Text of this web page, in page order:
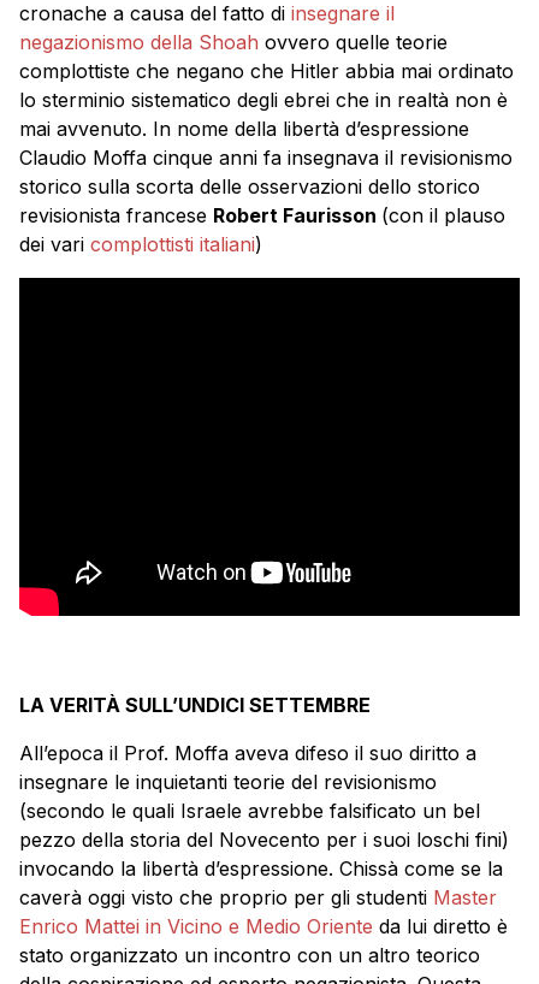
cronache a causa del fatto di insegnare il
negazionismo della Shoah ovvero quelle teorie
complottiste che negano che Hitler abbia mai ordinato
lo sterminio sistematico degli ebrei che in realtà non è
mai avvenuto. In nome della libertà d’espressione
Claudio Moffa cinque anni fa insegnava il revisionismo
storico sulla scorta delle osservazioni dello storico
revisionista francese Robert Faurisson (con il plauso
dei vari complottisti italiani)
LA VERITÀ SULL’UNDICI SETTEMBRE
All’epoca il Prof. Moffa aveva difeso il suo diritto a
insegnare le inquietanti teorie del revisionismo
(secondo le quali Israele avrebbe falsificato un bel
pezzo della storia del Novecento per i suoi loschi fini)
invocando la libertà d’espressione. Chissà come se la
caverà oggi visto che proprio per gli studenti Master
Enrico Mattei in Vicino e Medio Oriente da lui diretto è
stato organizzato un incontro con un altro teorico